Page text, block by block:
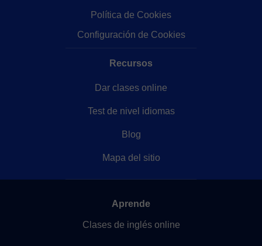
Política de Cookies
Configuración de Cookies
Recursos
Dar clases online
Test de nivel idiomas
Blog
Mapa del sitio
Aprende
Clases de inglés online